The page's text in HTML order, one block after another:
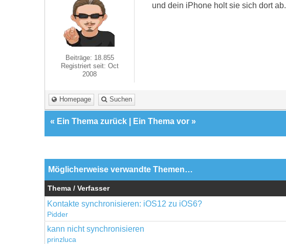
Beiträge: 18.855
Registriert seit: Oct
2008
und dein iPhone holt sie sich dort ab.
Homepage Suchen
« Ein Thema zurück Ein Thema vor »
Möglicherweise verwandte Themen…
Thema / Verfasser
Kontakte synchronisieren: iOS12 zu iOS6?
Pidder
kann nicht synchronisieren
prinzluca